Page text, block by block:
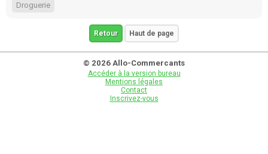
Droguerie
Retour Haut de page
© 2026 Allo-Commercants
Accéder à la version bureau
Mentions légales
Contact
Inscrivez-vous